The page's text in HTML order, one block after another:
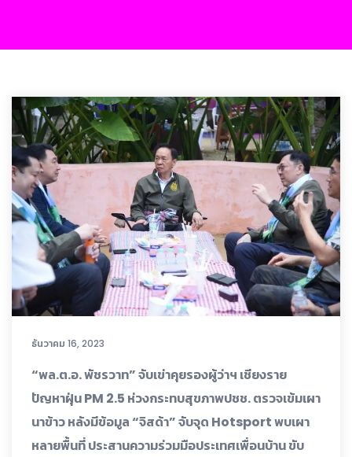
ธันวาคม 16, 2023
“พล.ต.อ. พัชรวาท” จับเข่าคุยรองผู้ว่าฯ เชียงราย
ปัญหาฝุ่น PM 2.5 ห่วงกระทบสุขภาพปชช. ตรวจเข้มเผา
นาข้าว หลังมีข้อมูล “จิสด้า” จับจุด Hotsport พบเผา
หลายพื้นที่ ประสานความร่วมมือประเทศเพื่อนบ้าน ขับ